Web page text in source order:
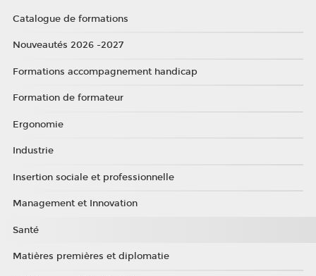
Catalogue de formations
Nouveautés 2026 -2027
Formations accompagnement handicap
Formation de formateur
Ergonomie
Industrie
Insertion sociale et professionnelle
Management et Innovation
Santé
Matières premières et diplomatie